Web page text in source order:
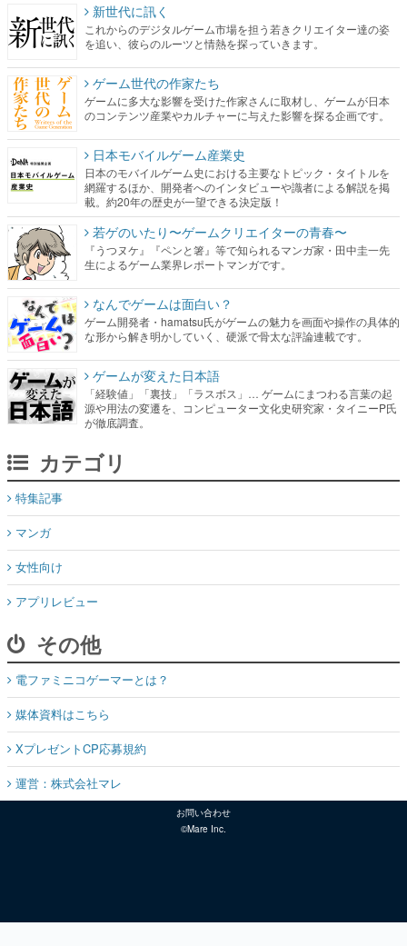
新世代に訊く
これからのデジタルゲーム市場を担う若きクリエイター達の姿
を追い、彼らのルーツと情熱を探っていきます。
ゲーム世代の作家たち
ゲームに多大な影響を受けた作家さんに取材し、ゲームが日本
のコンテンツ産業やカルチャーに与えた影響を探る企画です。
日本モバイルゲーム産業史
日本のモバイルゲーム史における主要なトピック・タイトルを
網羅するほか、開発者へのインタビューや識者による解説を掲
載。約20年の歴史が一望できる決定版！
若ゲのいたり〜ゲームクリエイターの青春〜
『うつヌケ』『ペンと箸』等で知られるマンガ家・田中圭一先
生によるゲーム業界レポートマンガです。
なんでゲームは面白い？
ゲーム開発者・hamatsu氏がゲームの魅力を画面や操作の具体的
な形から解き明かしていく、硬派で骨太な評論連載です。
ゲームが変えた日本語
「経験値」「裏技」「ラスボス」… ゲームにまつわる言葉の起
源や用法の変遷を、コンピューター文化史研究家・タイニーP氏
が徹底調査。
カテゴリ
特集記事
マンガ
女性向け
アプリレビュー
その他
電ファミニコゲーマーとは？
媒体資料はこちら
XプレゼントCP応募規約
運営：株式会社マレ
お問い合わせ
©Mare Inc.